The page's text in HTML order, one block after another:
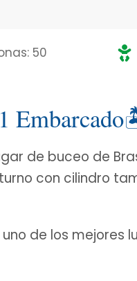
50
de buceo de
con cilindro
de los